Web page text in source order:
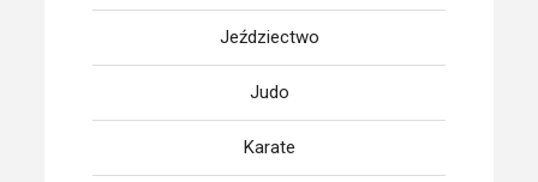
Jeździectwo
Judo
Karate